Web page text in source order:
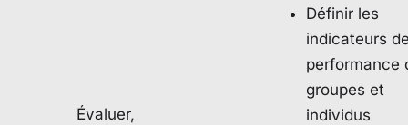
Évaluer,
Définir les
indicateurs
performance
groupes et
individus